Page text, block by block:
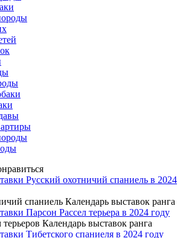
Русский охотничий спаниель в 2024
спаниель Календарь выставок ранга
Парсон Рассел терьера в 2024 году
Календарь выставок ранга
Тибетского спаниеля в 2024 году